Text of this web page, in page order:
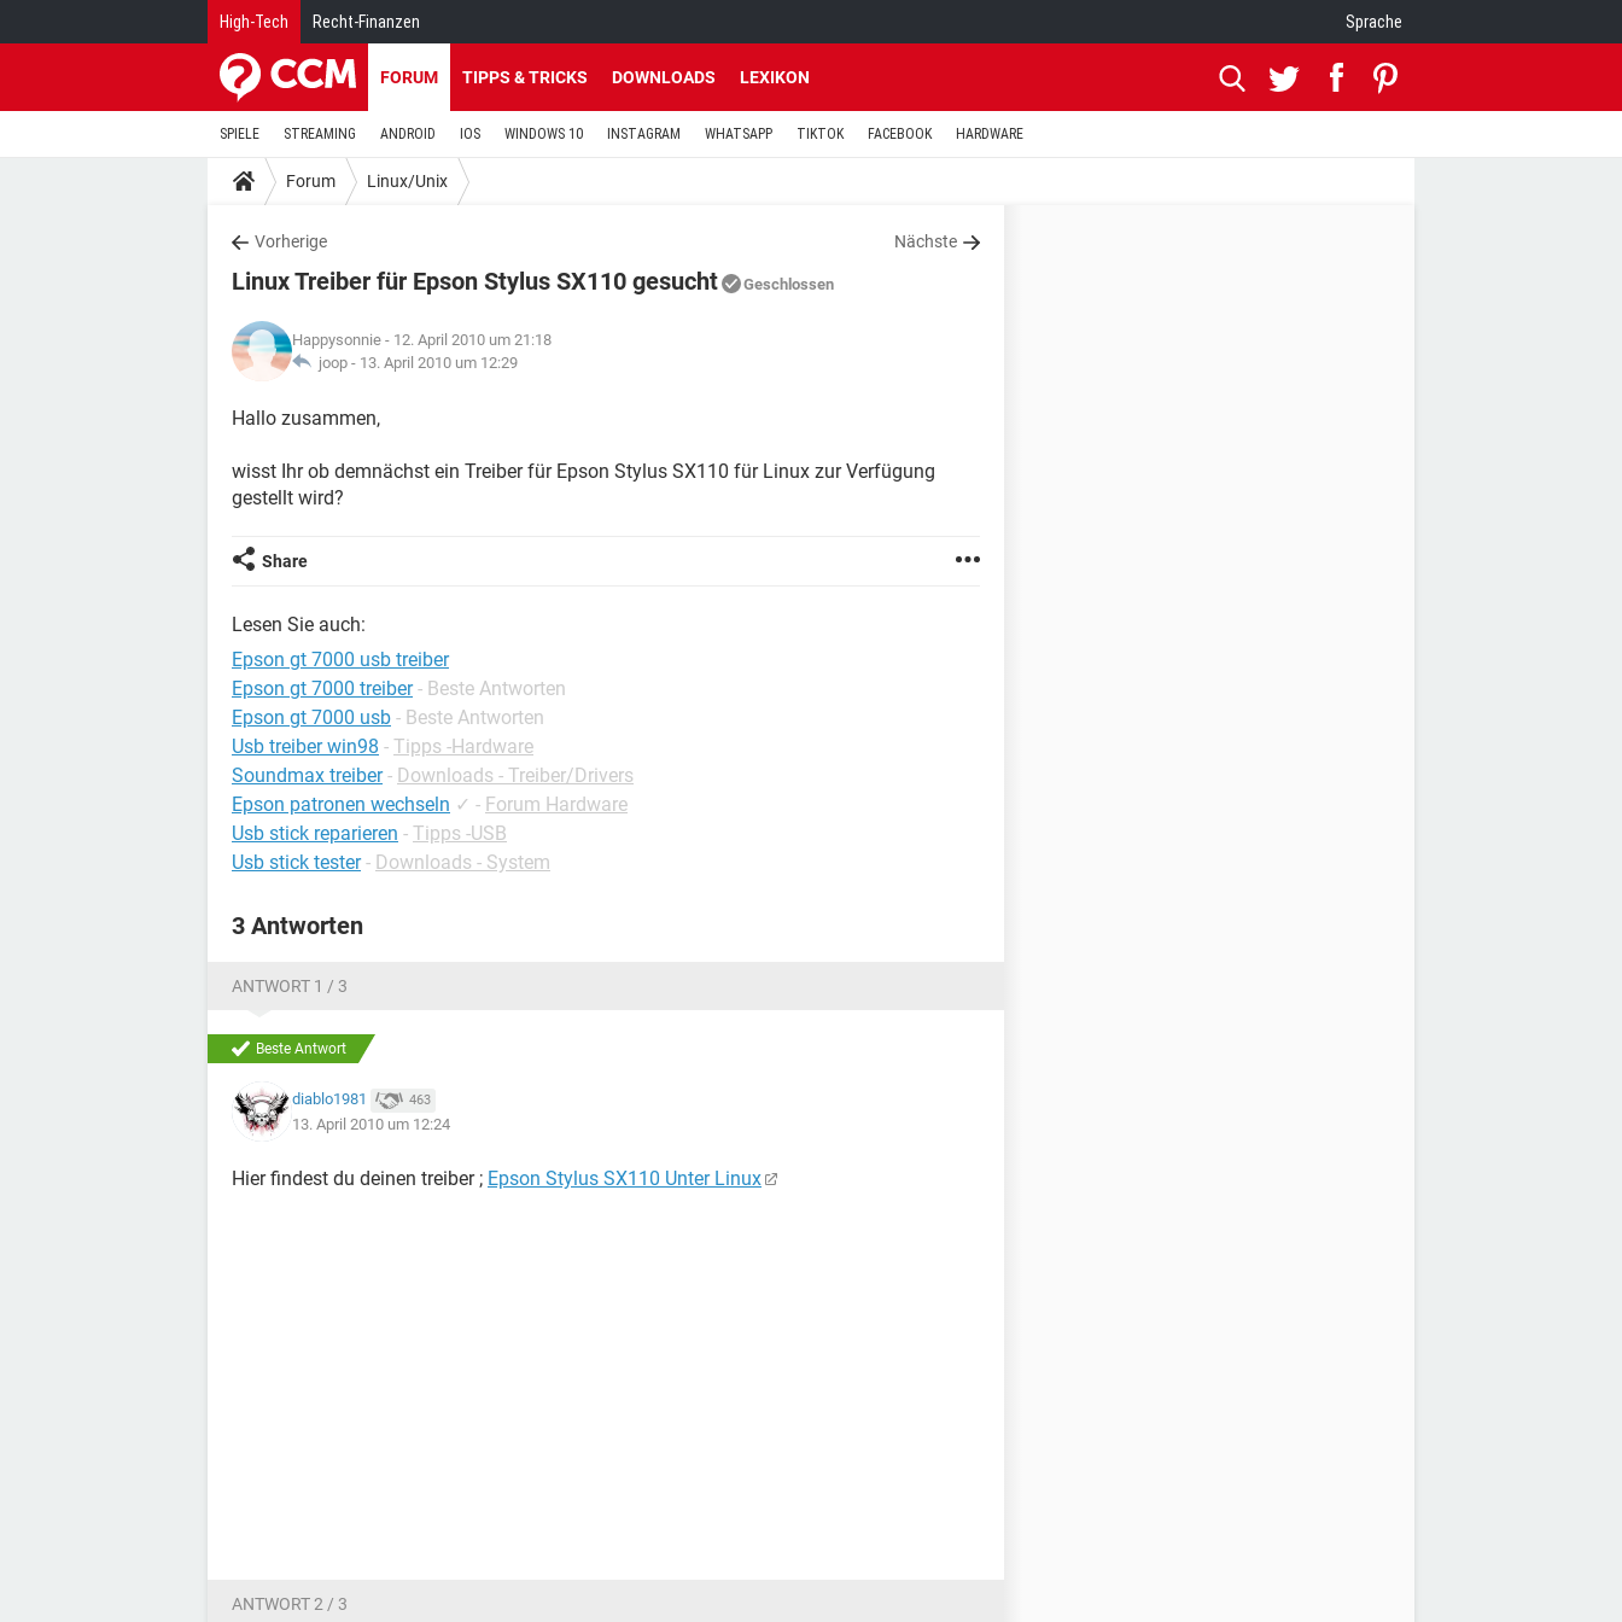
High-Tech Recht-Finanzen Sprache
FORUM TIPPS & TRICKS DOWNLOADS LEXIKON
SPIELE STREAMING ANDROID IOS WINDOWS 10 INSTAGRAM WHATSAPP TIKTOK FACEBOOK HARDWARE
Forum Linux/Unix
Vorherige Nächste
Linux Treiber für Epson Stylus SX110 gesucht Geschlossen
Happysonnie - 12. April 2010 um 21:18
joop - 13. April 2010 um 12:29
Hallo zusammen,
wisst Ihr ob demnächst ein Treiber für Epson Stylus SX110 für Linux zur Verfügung
gestellt wird?
Share
Lesen Sie auch:
Epson gt 7000 usb treiber
Epson gt 7000 treiber - Beste Antworten
Epson gt 7000 usb - Beste Antworten
Usb treiber win98 - Tipps -Hardware
Soundmax treiber - Downloads - Treiber/Drivers
Epson patronen wechseln ✓ - Forum Hardware
Usb stick reparieren - Tipps -USB
Usb stick tester - Downloads - System
3 Antworten
ANTWORT 1 / 3
Beste Antwort
diablo1981 463
13. April 2010 um 12:24
Hier findest du deinen treiber ; Epson Stylus SX110 Unter Linux
ANTWORT 2 / 3